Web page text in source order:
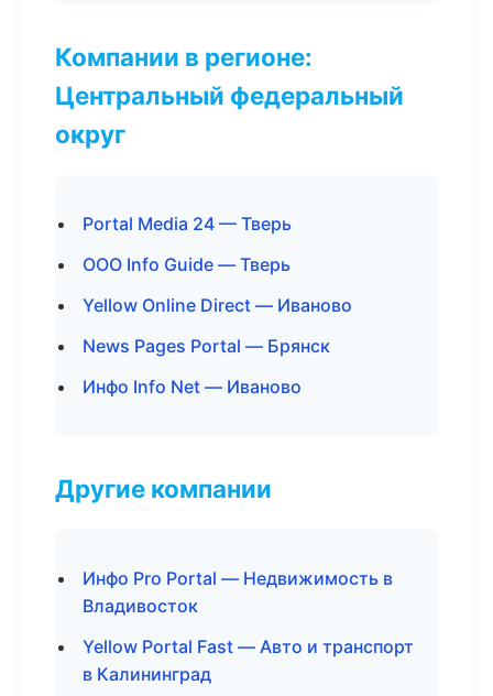
Компании в регионе:
Центральный федеральный
округ
Portal Media 24 — Тверь
ООО Info Guide — Тверь
Yellow Online Direct — Иваново
News Pages Portal — Брянск
Инфо Info Net — Иваново
Другие компании
Инфо Pro Portal — Недвижимость в
Владивосток
Yellow Portal Fast — Авто и транспорт
в Калининград